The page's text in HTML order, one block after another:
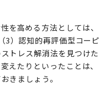
を高める方法としては、
3）認知的再評価型コーピ
トレス解消法を見つけた
えたりといったことは、
きましょう。